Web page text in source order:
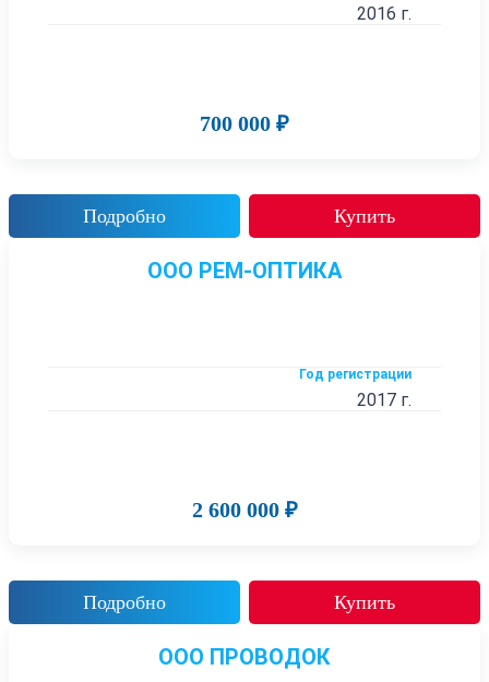
2016 г.
700 000 ₽
Подробно Купить
ООО РЕМ-ОПТИКА
Год регистрации
2017 г.
2 600 000 ₽
Подробно Купить
ООО ПРОВОДОК